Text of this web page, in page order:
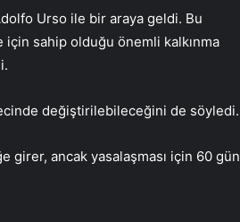
Urso ile bir araya geldi. Bu
için sahip olduğu önemli kalkınma
değiştirilebileceğini de söyledi.
girer, ancak yasalaşması için 60 gün